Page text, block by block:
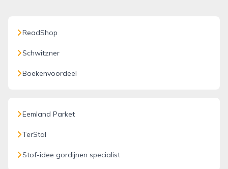
ReadShop
Schwitzner
Boekenvoordeel
Eemland Parket
TerStal
Stof-idee gordijnen specialist